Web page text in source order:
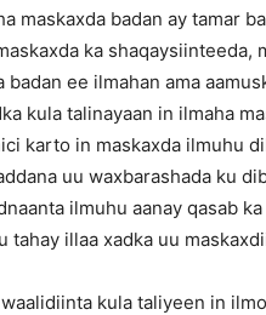
maskaxda badan ay tamar
ka
badan ee ilmahan ama
kula talinayaan in ilmaha
karto in maskaxda ilmuhu
uu waxbarashada ku
ilmuhu aanay qasab
tahay illaa xadka uu
kula taliyeen in